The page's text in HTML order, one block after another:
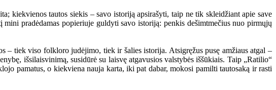
kiekvienos tautos siekis – savo istoriją apsirašyti, taip ne tik skleidžiant apie save
pradėdamas popieriuje guldyti savo istoriją: penkis dešimtmečius nuo pirmųjų
– tiek viso folkloro judėjimo, tiek ir šalies istorija. Atsigręžus pusę amžiaus atgal –
išsilaisvinimą, susidūrė su laisvę atgavusios valstybės iššūkiais. Taip „Ratilio“
pamatus, o kiekviena nauja karta, iki pat dabar, mokosi pamilti tautosaką ir rasti